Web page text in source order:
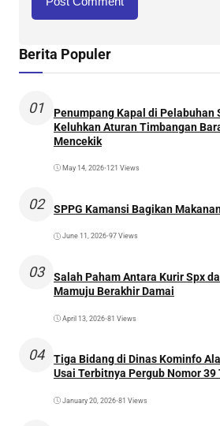
Berita Populer
01
Penumpang Kapal di Pelabuhan
Keluhkan Aturan Timbangan
Mencekik
May 14, 2026•121 Views
02 SPPG Kamansi Bagikan
June 11, 2026•97 Views
03
Salah Paham Antara Kurir Spx
Mamuju Berakhir Damai
April 13, 2026•81 Views
04
Tiga Bidang di Dinas Kominfo
Usai Terbitnya Pergub Nomor 39
January 20, 2026•81 Views